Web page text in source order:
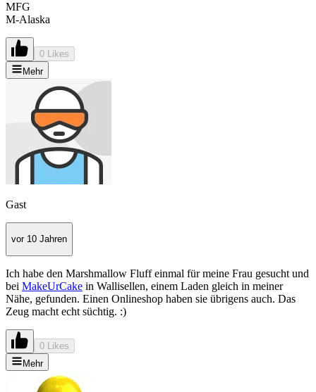
MFG
M-Alaska
0 Likes
Mehr
Gast
vor 10 Jahren
Ich habe den Marshmallow Fluff einmal für meine Frau gesucht und
bei MakeUrCake in Wallisellen, einem Laden gleich in meiner
Nähe, gefunden. Einen Onlineshop haben sie übrigens auch. Das
Zeug macht echt süchtig. :)
0 Likes
Mehr